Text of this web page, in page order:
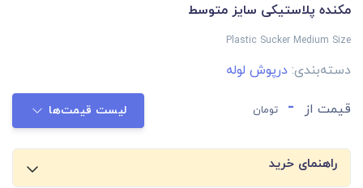
مکنده پلاستیکی سایز متوسط
Plastic Sucker Medium Size
دسته‌بندی: درپوش لوله
قیمت از - تومان لیست قیمت‌ها
راهنمای خرید